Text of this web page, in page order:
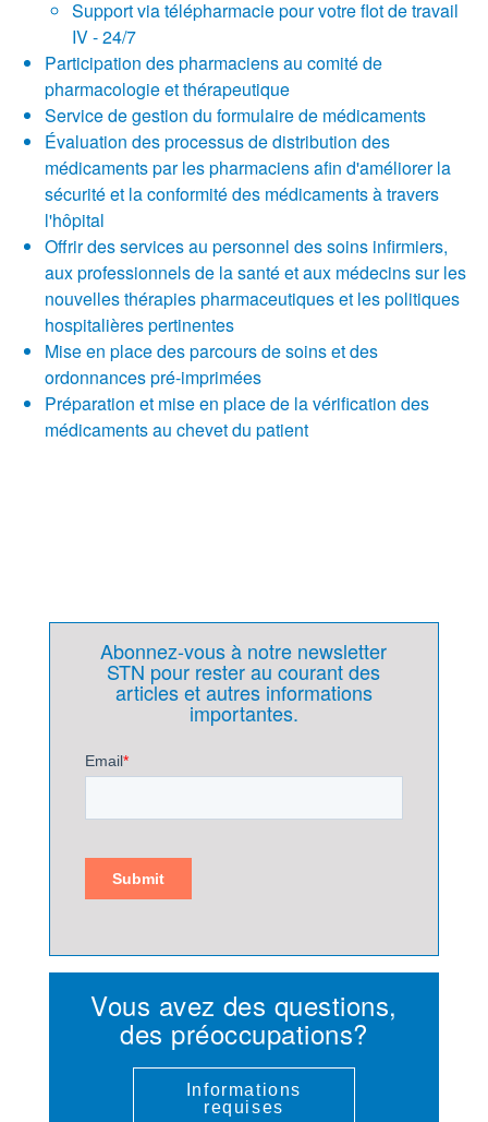
Support via télépharmacie pour votre flot de travail
IV - 24/7
Participation des pharmaciens au comité de
pharmacologie et thérapeutique
Service de gestion du formulaire de médicaments
Évaluation des processus de distribution des
médicaments par les pharmaciens afin d'améliorer la
sécurité et la conformité des médicaments à travers
l'hôpital
Offrir des services au personnel des soins infirmiers,
aux professionnels de la santé et aux médecins sur les
nouvelles thérapies pharmaceutiques et les politiques
hospitalières pertinentes
Mise en place des parcours de soins et des
ordonnances pré-imprimées
Préparation et mise en place de la vérification des
médicaments au chevet du patient
Vous avez des questions,
des préoccupations?
Informations
requises
Abonnez-vous à notre newsletter
STN pour rester au courant des
articles et autres informations
importantes.